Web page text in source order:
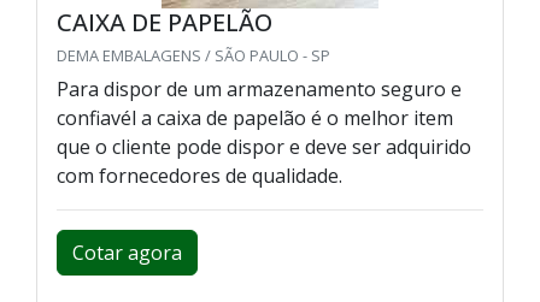
CAIXA DE PAPELÃO
DEMA EMBALAGENS / SÃO PAULO - SP
Para dispor de um armazenamento seguro e
confiavél a caixa de papelão é o melhor item
que o cliente pode dispor e deve ser adquirido
com fornecedores de qualidade.
Cotar agora